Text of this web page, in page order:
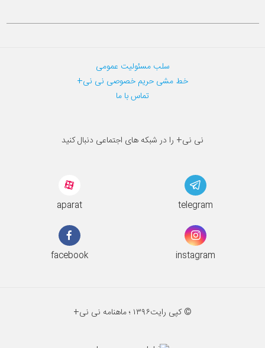
سلب مسئولیت عمومی
خط مشی حریم خصوصی نی نی+
تماس با ما
نی نی+ را در شبکه های اجتماعی دنبال کنید
aparat telegram
facebook instagram
© کپی رایت۱۳۹۶ ؛ ماهنامه نی نی+